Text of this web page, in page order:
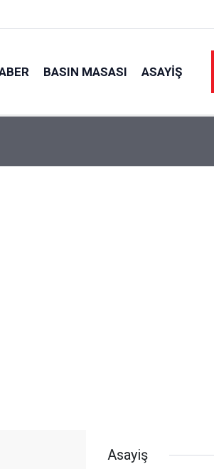
BASIN MASASI ASAYIŞ
Asayiş